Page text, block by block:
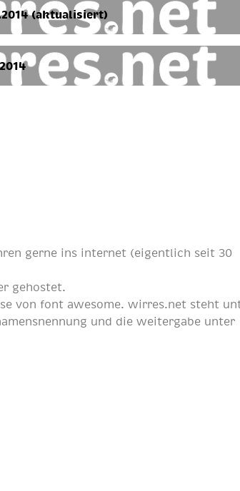
(aktualisiert)
gerne ins internet (eigentlich seit 30
gehostet.
vonfont awesome. wirres.net steht
und die weitergabe unter